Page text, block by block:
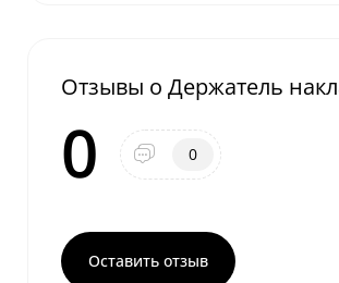
Отзывы о Держатель
0 0
Оставить отзыв